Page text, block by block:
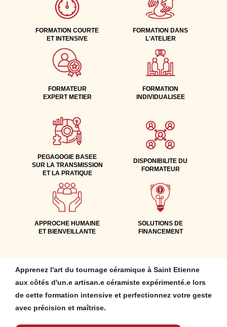
FORMATION COURTE
ET INTENSIVE
FORMATION DANS
L'ATELIER
FORMATEUR
EXPERT METIER
FORMATION
INDIVIDUALISEE
PEGAGOGIE BASEE
SUR LA TRANSMISSION
ET LA PRATIQUE
DISPONIBILITE DU
FORMATEUR
APPROCHE HUMAINE
ET BIENVEILLANTE
SOLUTIONS DE
FINANCEMENT
Apprenez l'art du tournage céramique à Saint Etienne
aux côtés d'un.e artisan.e céramiste expérimenté.e lors
de cette formation intensive et perfectionnez votre geste
avec précision et maîtrise.